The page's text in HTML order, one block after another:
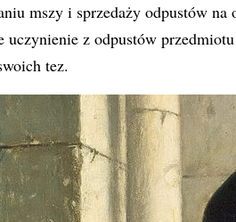
mszy i sprzedaży odpustów
uczynienie z odpustów
tez.